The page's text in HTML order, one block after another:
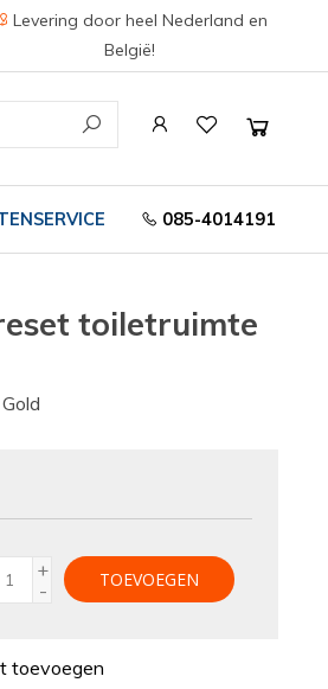
Levering door heel Nederland en
België!
085-4014191
toiletruimte
+
-
TOEVOEGEN
toevoegen